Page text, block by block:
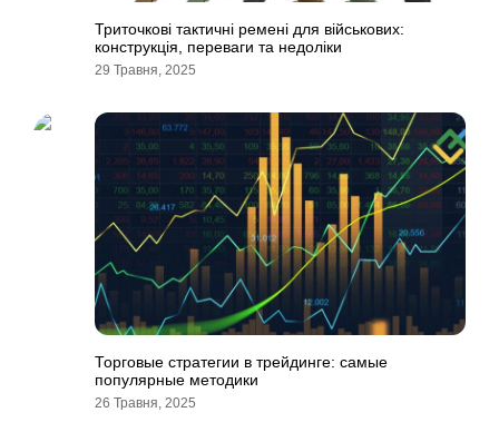
Триточкові тактичні ремені для військових:
конструкція, переваги та недоліки
29 Травня, 2025
Торговые стратегии в трейдинге: самые
популярные методики
26 Травня, 2025